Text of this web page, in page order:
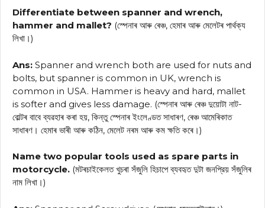
Differentiate between spanner and wrench,
hammer and mallet? (স্পেনাৰ আৰু ৰেঞ্চ, হেমাৰ আৰু মেলেটৰ পাৰ্থক্য
লিখা।)
Ans: Spanner and wrench both are used for nuts and
bolts, but spanner is common in UK, wrench is
common in USA. Hammer is heavy and hard, mallet
is softer and gives less damage. (স্পেনাৰ আৰু ৰেঞ্চ দুয়োটা নাট-
বোল্টৰ বাবে ব্যৱহাৰ কৰা হয়, কিন্তু স্পেনাৰ ইংলেণ্ডত সাধাৰণ, ৰেঞ্চ আমেৰিকাত
সাধাৰণ। হেমাৰ ভাৰী আৰু কঠিন, মেলেট নৰম আৰু কম ক্ষতি কৰে।)
Name two popular tools used as spare parts in
motorcycle. (মটৰচাইকেলত খুচৰা সঁজুলি হিচাপে ব্যবহৃত দুটা জনপ্রিয় সঁজুলিৰ
নাম লিখা।)